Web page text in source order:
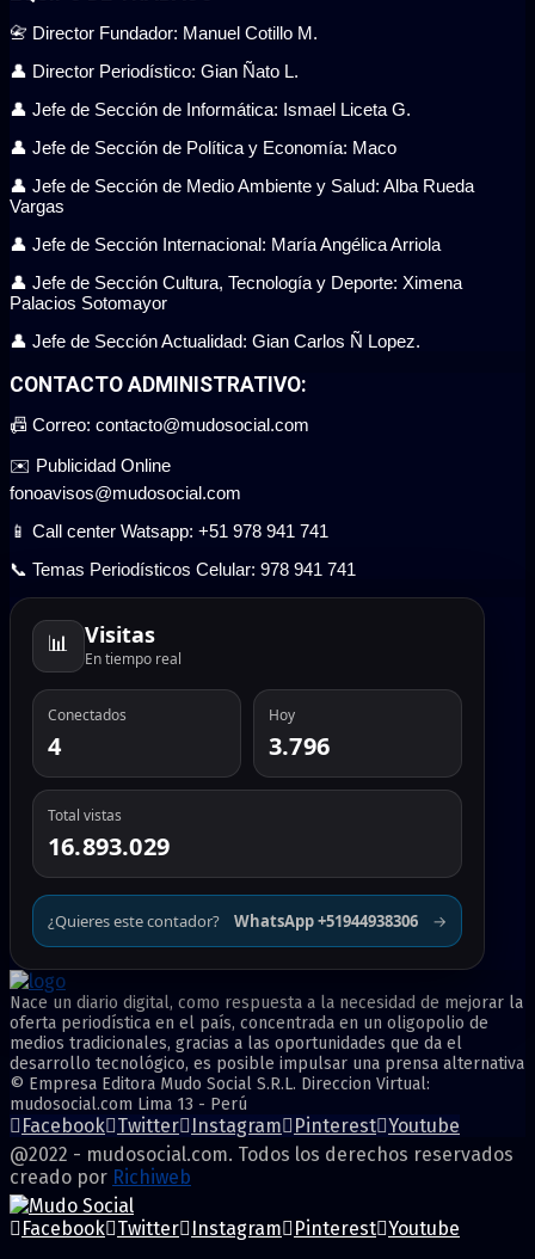
📇 Director Fundador: Manuel Cotillo M.
👤 Director Periodístico: Gian Ñato L.
👤 Jefe de Sección de Informática: Ismael Liceta G.
👤 Jefe de Sección de Política y Economía: Maco
👤 Jefe de Sección de Medio Ambiente y Salud: Alba Rueda
Vargas
👤 Jefe de Sección Internacional: María Angélica Arriola
👤 Jefe de Sección Cultura, Tecnología y Deporte: Ximena
Palacios Sotomayor
👤 Jefe de Sección Actualidad: Gian Carlos Ñ Lopez.
CONTACTO ADMINISTRATIVO:
📠 Correo: contacto@mudosocial.com
✉️ Publicidad Online
fonoavisos@mudosocial.com
📱 Call center Watsapp: +51 978 941 741
📞 Temas Periodísticos Celular: 978 941 741
📊 Visitas
En tiempo real
Conectados
4
Hoy
3.796
Total vistas
16.893.029
¿Quieres este contador? WhatsApp +51944938306 →
Nace un diario digital, como respuesta a la necesidad de mejorar la
oferta periodística en el país, concentrada en un oligopolio de
medios tradicionales, gracias a las oportunidades que da el
desarrollo tecnológico, es posible impulsar una prensa alternativa
© Empresa Editora Mudo Social S.R.L. Direccion Virtual:
mudosocial.com Lima 13 - Perú
Facebook Twitter Instagram Pinterest Youtube
@2022 - mudosocial.com. Todos los derechos reservados
creado por Richiweb
Facebook Twitter Instagram Pinterest Youtube